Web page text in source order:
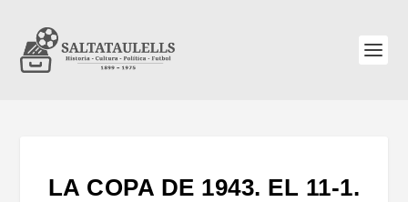
LA COPA DE 1943. EL 11-1.